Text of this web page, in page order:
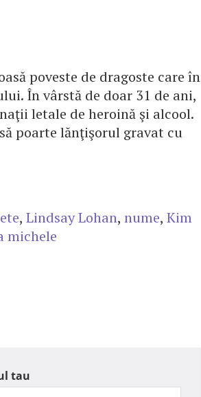
poveste de dragoste care în
În vârstă de doar 31 de ani,
letale de heroină şi alcool.
poarte lănţişorul gravat cu
, Lindsay Lohan, nume, Kim
michele
tau